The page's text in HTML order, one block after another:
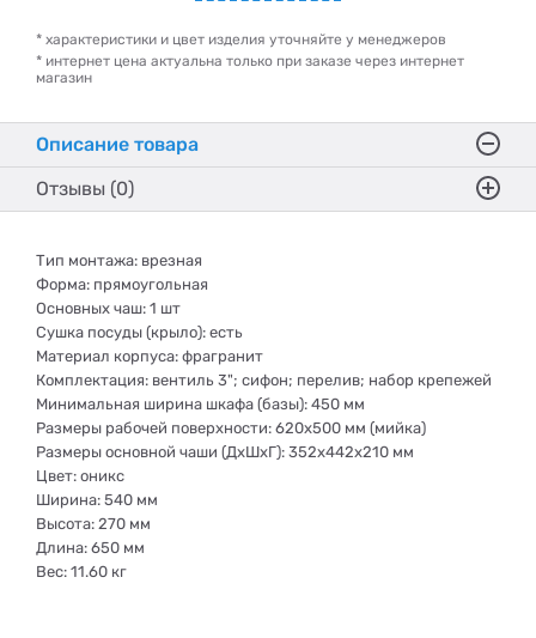
* характеристики и цвет изделия уточняйте у менеджеров
* интернет цена актуальна только при заказе через интернет
магазин
Описание товара
Отзывы (0)
Тип монтажа: врезная
Форма: прямоугольная
Основных чаш: 1 шт
Сушка посуды (крыло): есть
Материал корпуса: фрагранит
Комплектация: вентиль 3"; сифон; перелив; набор крепежей
Минимальная ширина шкафа (базы): 450 мм
Размеры рабочей поверхности: 620х500 мм (мийка)
Размеры основной чаши (ДхШхГ): 352х442x210 мм
Цвет: оникс
Ширина: 540 мм
Высота: 270 мм
Длина: 650 мм
Вес: 11.60 кг